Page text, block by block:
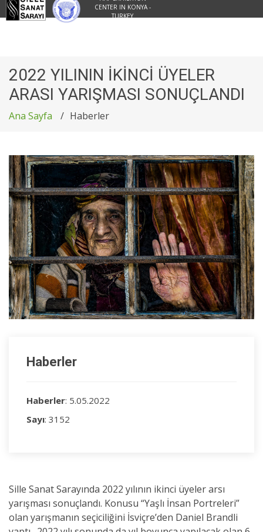
CENTER IN KONYA -
TURKEY
2022 YILININ İKİNCİ ÜYELER
ARASI YARIŞMASI SONUÇLANDI
Ana Sayfa Haberler
Haberler
Haberler: 5.05.2022
Sayı: 3152
Sille Sanat Sarayında 2022 yılının ikinci üyeler arsı
yarışması sonuçlandı. Konusu “Yaşlı İnsan Portreleri”
olan yarışmanın seçiciliğini İsviçre’den Daniel Brandli